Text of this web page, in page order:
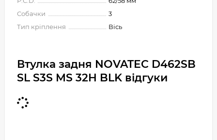
Собачки
3
Тип кріплення
Вісь
Втулка задня NOVATEC D462SB
SL S3S MS 32H BLK відгуки